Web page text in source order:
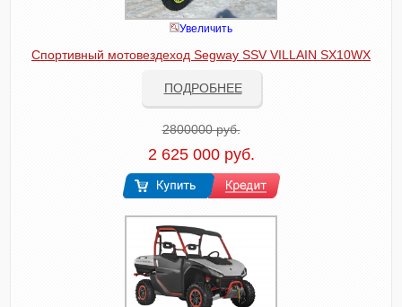
Увеличить
Спортивный мотовездеход Segway SSV VILLAIN SX10WX
ПОДРОБНЕЕ
2800000 руб.
2 625 000 руб.